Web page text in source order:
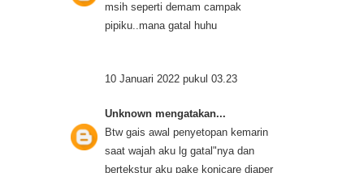
msih seperti demam campak
pipiku..mana gatal huhu
10 Januari 2022 pukul 03.23
Unknown mengatakan...
Btw gais awal penyetopan kemarin
saat wajah aku lg gatal"nya dan
bertekstur aku pake konicare diaper